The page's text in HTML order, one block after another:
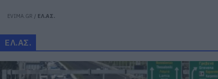
EVIMA.GR / ΕΛ.ΑΣ.
ΕΛ.ΑΣ.